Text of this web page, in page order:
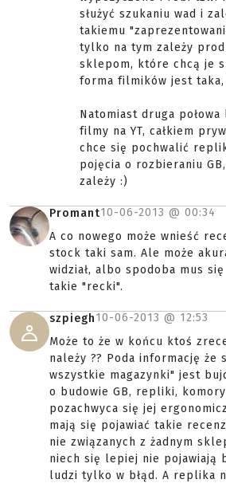
służyć szukaniu wad i
takiemu
tylko na tym zależy
sklepom, które chcą je
forma filmików jest taka,
Natomiast druga
filmy na YT, całkiem
chce się pochwalić
pojęcia o rozbieraniu
zależy :)
Promant10-06-2013 @ 00:34
A co nowego może wnieść
stock taki sam. Ale może
widział, albo spodoba mus
takie "recki".
szpiegh10-06-2013 @ 12:53
Może to że w końcu ktoś
należy ?? Poda informację że
wszystkie magazynki" jest
o budowie GB, repliki,
pozachwyca się jej
mają się pojawiać takie
nie związanych z żadnym
niech się lepiej nie pojawiają
ludzi tylko w błąd. A replika